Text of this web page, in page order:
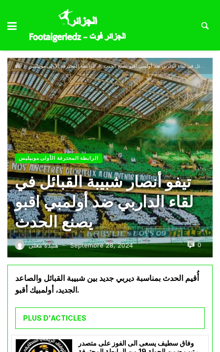
الرابطة المحترفة الأولى موبيليس تيفو أنصار شبيبة القبائل في لقاء الداربي ضد أولمبي اقبو يصنع الحدث
الرابطة المحترفة الأولى موبيليس
تيفو أنصار شبيبة القبائل في
لقاء الداربي ضد أولمبي اقبو
يصنع الحدث
هنيدة معلى — Septembre 28, 2024 0
أُقيم الحدث بمناسبة ديربي جديد بين شبيبة القبائل والصاعد
الجديد، أولمبيك أقبو.
PLUS D'ACTICLES
وفاق سطيف يسعى الى الفوز على متصدر